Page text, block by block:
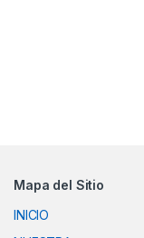
Mapa del Sitio
INICIO